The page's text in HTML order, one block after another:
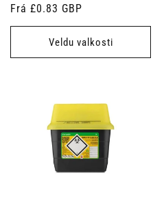
Venjulegt
verð
Frá £0.83 GBP
Veldu valkosti